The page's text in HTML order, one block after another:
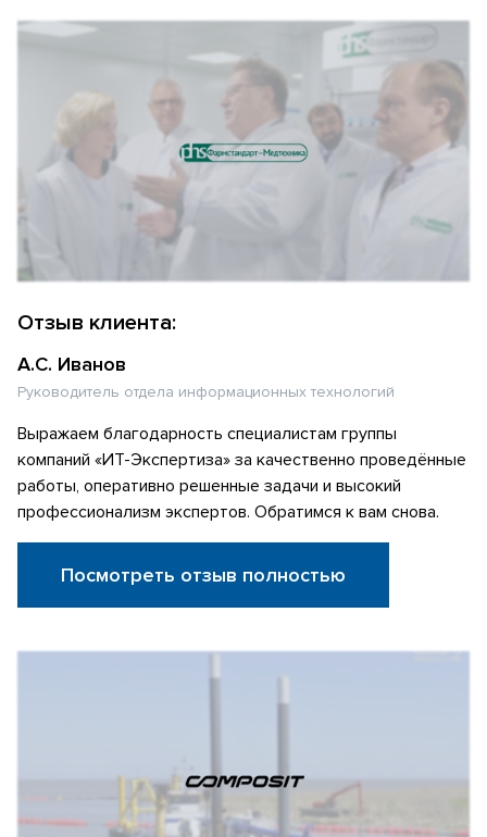
Отзыв клиента:
А.С. Иванов
Руководитель отдела информационных технологий
Выражаем благодарность специалистам группы
компаний «ИТ-Экспертиза» за качественно проведённые
работы, оперативно решенные задачи и высокий
профессионализм экспертов. Обратимся к вам снова.
Посмотреть отзыв полностью